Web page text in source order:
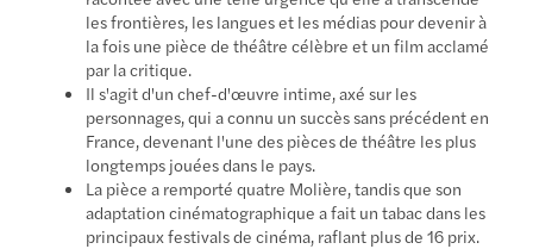
les frontières, les langues et les médias pour devenir à
la fois une pièce de théâtre célèbre et un film acclamé
par la critique.
Il s'agit d'un chef-d'œuvre intime, axé sur les
personnages, qui a connu un succès sans précédent en
France, devenant l'une des pièces de théâtre les plus
longtemps jouées dans le pays.
La pièce a remporté quatre Molière, tandis que son
adaptation cinématographique a fait un tabac dans les
principaux festivals de cinéma, raflant plus de 16 prix.